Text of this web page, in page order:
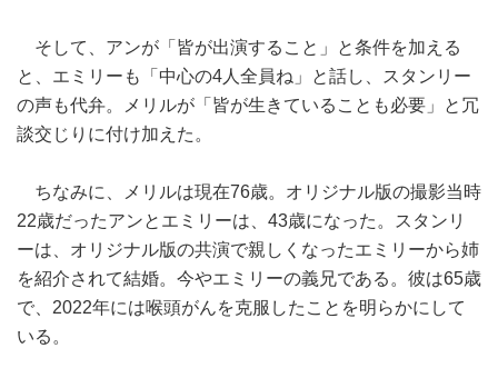
そして、アンが「皆が出演すること」と条件を加える
と、エミリーも「中心の4人全員ね」と話し、スタンリー
の声も代弁。メリルが「皆が生きていることも必要」と冗
談交じりに付け加えた。
ちなみに、メリルは現在76歳。オリジナル版の撮影当時
22歳だったアンとエミリーは、43歳になった。スタンリ
ーは、オリジナル版の共演で親しくなったエミリーから姉
を紹介されて結婚。今やエミリーの義兄である。彼は65歳
で、2022年には喉頭がんを克服したことを明らかにして
いる。